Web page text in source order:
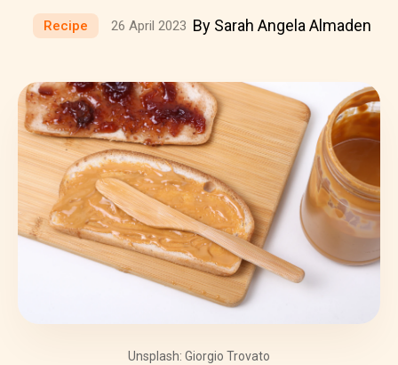
Recipe 26 April 2023 By Sarah Angela Almaden
Unsplash: Giorgio Trovato